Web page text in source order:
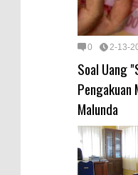
0 2-13-
Soal Uang
Pengakuan
Malunda